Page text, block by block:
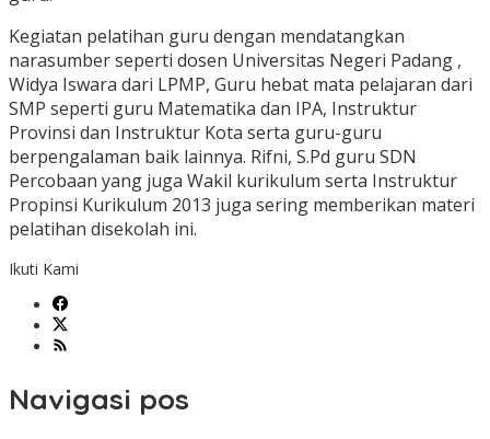
Kegiatan pelatihan guru dengan mendatangkan
narasumber seperti dosen Universitas Negeri Padang ,
Widya Iswara dari LPMP, Guru hebat mata pelajaran dari
SMP seperti guru Matematika dan IPA, Instruktur
Provinsi dan Instruktur Kota serta guru-guru
berpengalaman baik lainnya. Rifni, S.Pd guru SDN
Percobaan yang juga Wakil kurikulum serta Instruktur
Propinsi Kurikulum 2013 juga sering memberikan materi
pelatihan disekolah ini.
Ikuti Kami
Navigasi pos